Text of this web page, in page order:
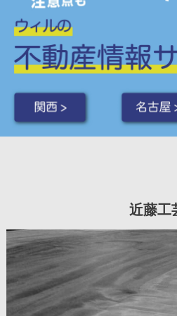
関西 > 名古屋
近藤工